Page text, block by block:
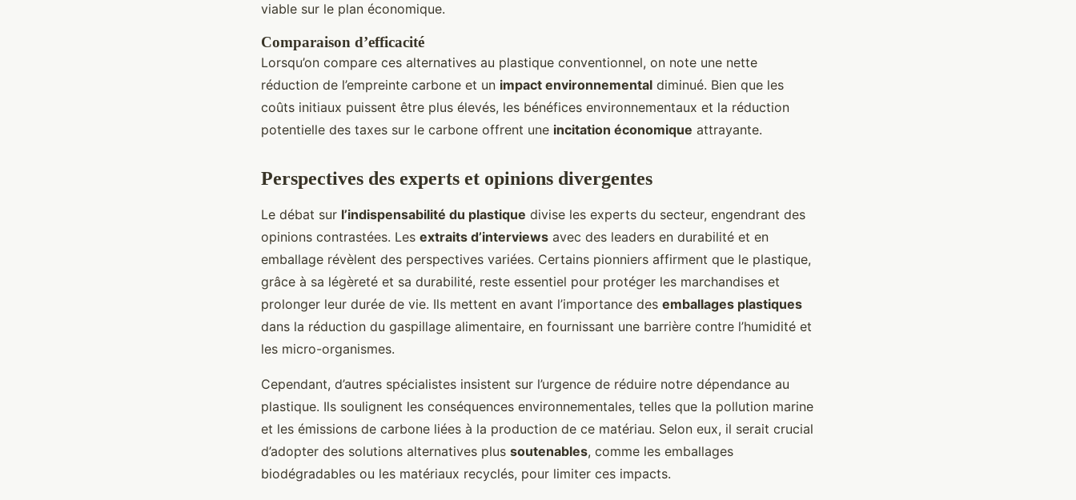
viable sur le plan économique.
Comparaison d’efficacité
Lorsqu’on compare ces alternatives au plastique conventionnel, on note une nette
réduction de l’empreinte carbone et un impact environnemental diminué. Bien que les
coûts initiaux puissent être plus élevés, les bénéfices environnementaux et la réduction
potentielle des taxes sur le carbone offrent une incitation économique attrayante.
Perspectives des experts et opinions divergentes
Le débat sur l’indispensabilité du plastique divise les experts du secteur, engendrant des
opinions contrastées. Les extraits d’interviews avec des leaders en durabilité et en
emballage révèlent des perspectives variées. Certains pionniers affirment que le plastique,
grâce à sa légèreté et sa durabilité, reste essentiel pour protéger les marchandises et
prolonger leur durée de vie. Ils mettent en avant l’importance des emballages plastiques
dans la réduction du gaspillage alimentaire, en fournissant une barrière contre l’humidité et
les micro-organismes.
Cependant, d’autres spécialistes insistent sur l’urgence de réduire notre dépendance au
plastique. Ils soulignent les conséquences environnementales, telles que la pollution marine
et les émissions de carbone liées à la production de ce matériau. Selon eux, il serait crucial
d’adopter des solutions alternatives plus soutenables, comme les emballages
biodégradables ou les matériaux recyclés, pour limiter ces impacts.